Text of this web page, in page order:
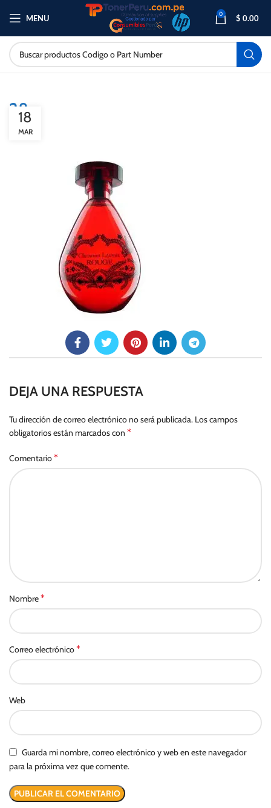
MENU 0 $ 0.00
28
18
MAR
DEJA UNA RESPUESTA
Tu dirección de correo electrónico no será publicada. Los campos
obligatorios están marcados con *
Comentario*
Nombre*
Correo electrónico*
Web
Guarda mi nombre, correo electrónico y web en este navegador
para la próxima vez que comente.